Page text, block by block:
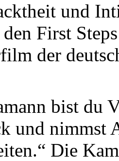
und
First
der
bist du
und nimmst
Die